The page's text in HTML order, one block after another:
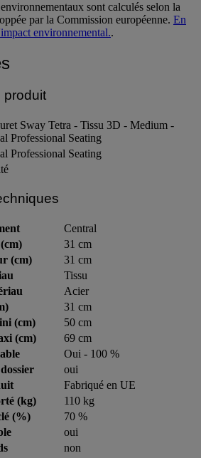
sont calculés selon la
par la Commission européenne. En
environnemental..
produit
Sway Tetra - Tissu 3D - Medium -
Professional Seating
Professional Seating
Central
31 cm
(cm)
31 cm
Tissu
Acier
31 cm
(cm)
50 cm
(cm)
69 cm
Oui - 100 %
oui
Fabriqué en UE
(kg)
110 kg
(%)
70 %
oui
non